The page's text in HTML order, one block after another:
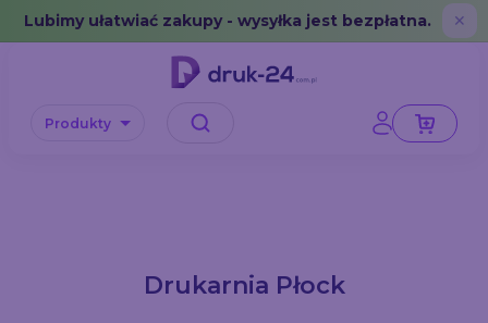
Error: No data in cache or invalid format
Lubimy ułatwiać zakupy - wysyłka jest bezpłatna. ✕
Produkty
Drukarnia Płock